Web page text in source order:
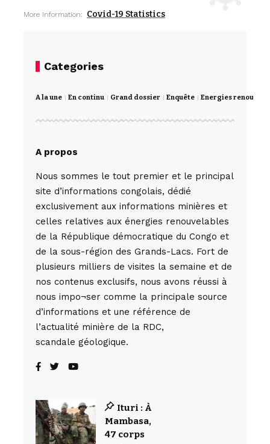
More Information: Covid-19 Statistics
Categories
A la une En continu Grand dossier Enquête Energies
A propos
Nous sommes le tout premier et le principal
site d’informations congolais, dédié
exclusivement aux informations minières et
celles relatives aux énergies renouvelables
de la République démocratique du Congo et
de la sous-région des Grands-Lacs. Fort de
plusieurs milliers de visites la semaine et de
nos contenus exclusifs, nous avons réussi à
nous impo¬ser comme la principale source
d’informations et une référence de
l’actualité minière de la RDC,
scandale géologique.
Ituri : À
Mambasa,
47 corps